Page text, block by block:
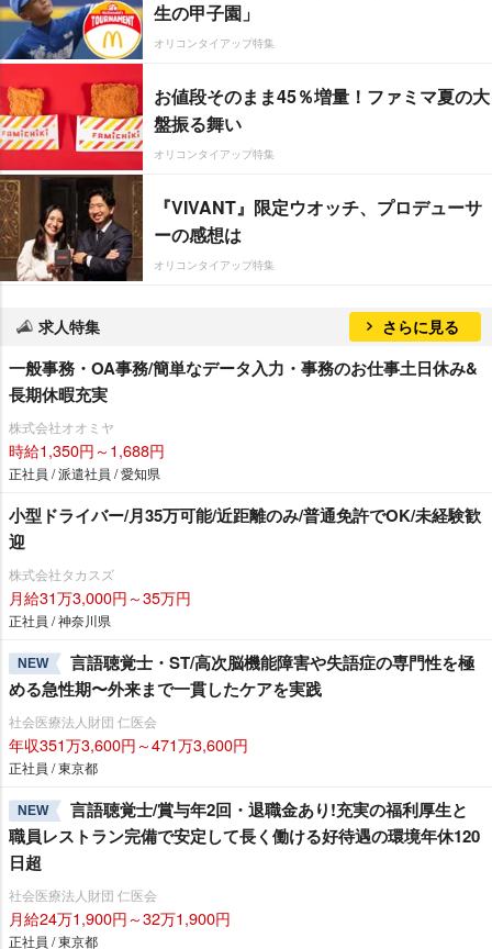
生の甲子園」
オリコンタイアップ特集
お値段そのまま45％増量！ファミマ夏の大
盤振る舞い
オリコンタイアップ特集
『VIVANT』限定ウオッチ、プロデューサ
ーの感想は
オリコンタイアップ特集
求人特集 さらに見る
一般事務・OA事務/簡単なデータ入力・事務のお仕事土日休み&
長期休暇充実
株式会社オオミヤ
時給1,350円～1,688円
正社員 / 派遣社員 / 愛知県
小型ドライバー/月35万可能/近距離のみ/普通免許でOK/未経験歓
迎
株式会社タカスズ
月給31万3,000円～35万円
正社員 / 神奈川県
NEW
言語聴覚士・ST/高次脳機能障害や失語症の専門性を極
める急性期〜外来まで一貫したケアを実践
社会医療法人財団 仁医会
年収351万3,600円～471万3,600円
正社員 / 東京都
NEW
言語聴覚士/賞与年2回・退職金あり!充実の福利厚生と
職員レストラン完備で安定して長く働ける好待遇の環境年休120
日超
社会医療法人財団 仁医会
月給24万1,900円～32万1,900円
正社員 / 東京都